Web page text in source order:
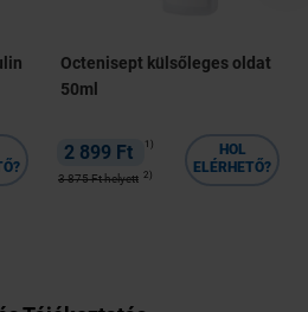
Octenisept külsőleges oldat
50ml
2 899 Ft 1)
3 875 Ft helyett 2)
HOL
ELÉRHETŐ?